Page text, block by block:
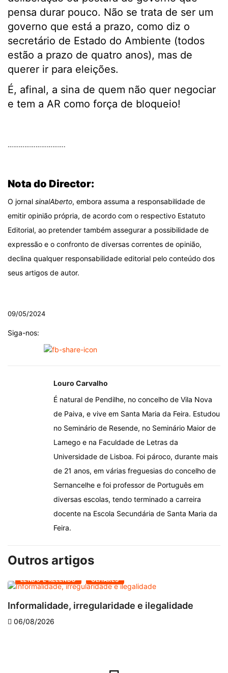
pensa durar pouco. Não se trata de ser um
governo que está a prazo, como diz o
secretário de Estado do Ambiente (todos
estão a prazo de quatro anos), mas de
querer ir para eleições.
É, afinal, a sina de quem não quer negociar
e tem a AR como força de bloqueio!
………………………….
Nota do Director:
O jornal sinalAberto, embora assuma a responsabilidade de
emitir opinião própria, de acordo com o respectivo Estatuto
Editorial, ao pretender também assegurar a possibilidade de
expressão e o confronto de diversas correntes de opinião,
declina qualquer responsabilidade editorial pelo conteúdo dos
seus artigos de autor.
09/05/2024
Siga-nos:
Louro Carvalho
É natural de Pendilhe, no concelho de Vila Nova
de Paiva, e vive em Santa Maria da Feira. Estudou
no Seminário de Resende, no Seminário Maior de
Lamego e na Faculdade de Letras da
Universidade de Lisboa. Foi pároco, durante mais
de 21 anos, em várias freguesias do concelho de
Sernancelhe e foi professor de Português em
diversas escolas, tendo terminado a carreira
docente na Escola Secundária de Santa Maria da
Feira.
Outros artigos
LENDO E RELENDO OLHARES
Informalidade, irregularidade e ilegalidade
06/08/2026